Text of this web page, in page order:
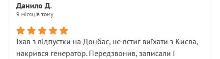
Данило Д.
9 місяців тому
Їхав з відпустки на Донбас, не встиг виїхати з Києва,
накрився генератор. Передзвонив, записали і